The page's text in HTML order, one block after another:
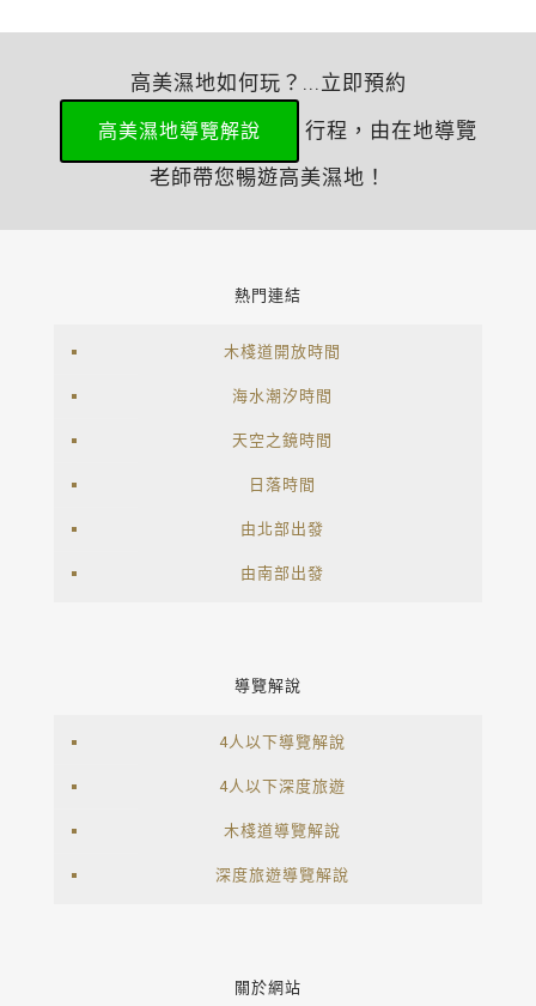
高美濕地如何玩？...立即預約
高美濕地導覽解說
行程，由在地導覽
老師帶您暢遊高美濕地！
熱門連結
木棧道開放時間
海水潮汐時間
天空之鏡時間
日落時間
由北部出發
由南部出發
導覽解說
4人以下導覽解說
4人以下深度旅遊
木棧道導覽解說
深度旅遊導覽解說
關於網站